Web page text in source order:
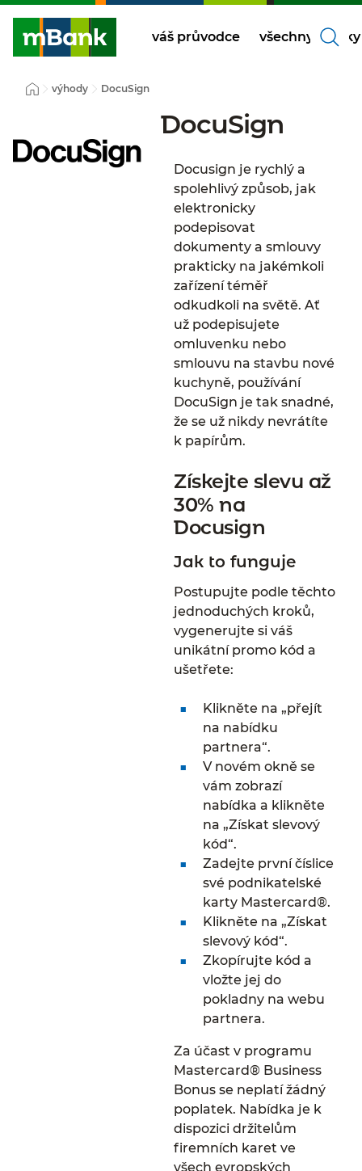
váš průvodce všechny články
výhody DocuSign
DocuSign
Docusign je rychlý a
spolehlivý způsob, jak
elektronicky
podepisovat
dokumenty a smlouvy
prakticky na jakémkoli
zařízení téměř
odkudkoli na světě. Ať
už podepisujete
omluvenku nebo
smlouvu na stavbu nové
kuchyně, používání
DocuSign je tak snadné,
že se už nikdy nevrátíte
k papírům.
Získejte slevu až
30% na
Docusign
Jak to funguje
Postupujte podle těchto
jednoduchých kroků,
vygenerujte si váš
unikátní promo kód a
ušetřete:
Klikněte na „přejít
na nabídku
partnera“.
V novém okně se
vám zobrazí
nabídka a klikněte
na „Získat slevový
kód“.
Zadejte první číslice
své podnikatelské
karty Mastercard®.
Klikněte na „Získat
slevový kód“.
Zkopírujte kód a
vložte jej do
pokladny na webu
partnera.
Za účast v programu
Mastercard® Business
Bonus se neplatí žádný
poplatek. Nabídka je k
dispozici držitelům
firemních karet ve
všech evropských